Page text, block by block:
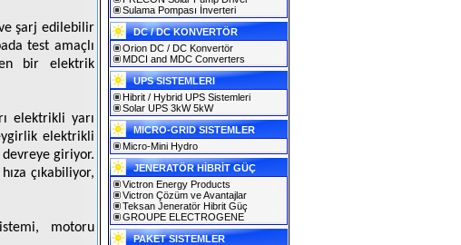
şarj edilebilir
test amaçlı
bir elektrik
elektrikli yarı
elektrikli
giriyor.
çıkabiliyor,
motoru
Sulama Pompası İnverteri
DC / DC KONVERTÖR
Orion DC / DC Konvertör
MDCI and MDC Converters
UPS SISTEMLERI
Hibrit / Hybrid UPS Sistemleri
Solar UPS 3kW 5kW
MICRO-GRID SISTEMLER
Micro-Mini Hydro
JENERATÖR HİBRİT GÜÇ
Victron Energy Products
Victron Çözüm ve Avantajlar
Teksan Jeneratör Hibrit Güç
GROUPE ELECTROGENE
PAKET SISTEMLER